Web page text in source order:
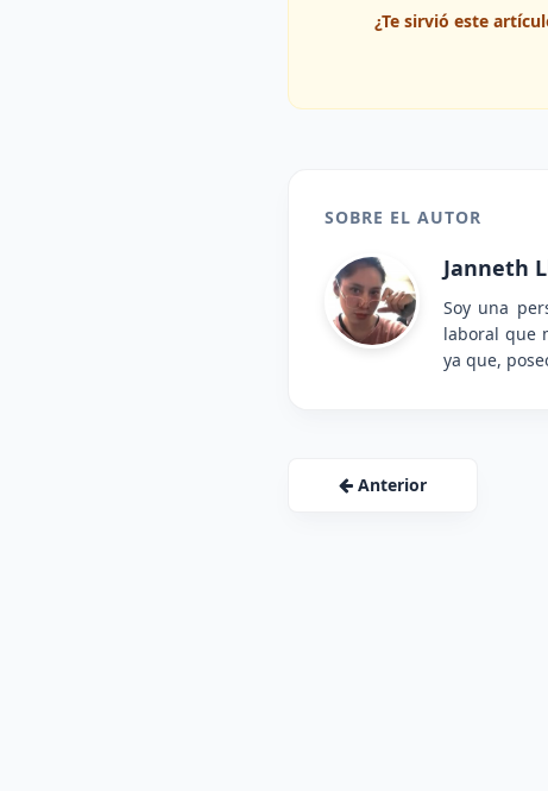
¿Te sirvió este
SOBRE EL AUTOR
Janneth
Soy una
laboral que
ya que,
Anterior